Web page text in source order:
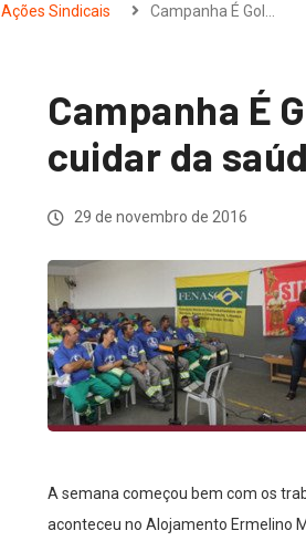
Ações Sindicais Campanha É Gol…
Campanha É
cuidar da
29 de novembro de 2016
A semana começou bem com os
aconteceu no Alojamento Ermelino